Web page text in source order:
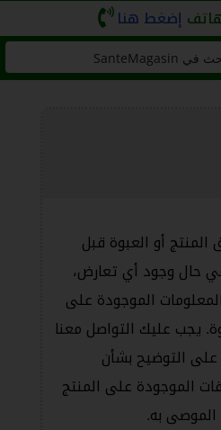
إضغط هنا
أو العبوة قبل
حال وجود أي تعارض،
الموجودة على
يجب عليك التواصل معنا
التوضيح بشأن
الموجودة على المنتج
الموصى به.